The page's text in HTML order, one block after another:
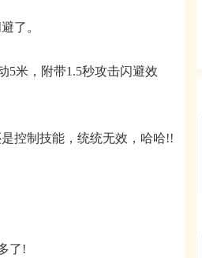
了。
米，附带1.5秒攻击闪避效
制技能，统统无效，哈哈!!
了!